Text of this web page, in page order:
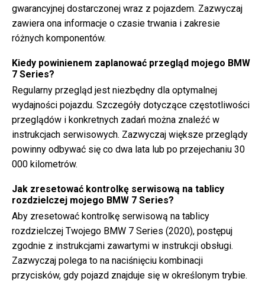
gwarancyjnej dostarczonej wraz z pojazdem. Zazwyczaj
zawiera ona informacje o czasie trwania i zakresie
różnych komponentów.
Kiedy powinienem zaplanować przegląd mojego BMW
7 Series?
Regularny przegląd jest niezbędny dla optymalnej
wydajności pojazdu. Szczegóły dotyczące częstotliwości
przeglądów i konkretnych zadań można znaleźć w
instrukcjach serwisowych. Zazwyczaj większe przeglądy
powinny odbywać się co dwa lata lub po przejechaniu 30
000 kilometrów.
Jak zresetować kontrolkę serwisową na tablicy
rozdzielczej mojego BMW 7 Series?
Aby zresetować kontrolkę serwisową na tablicy
rozdzielczej Twojego BMW 7 Series (2020), postępuj
zgodnie z instrukcjami zawartymi w instrukcji obsługi.
Zazwyczaj polega to na naciśnięciu kombinacji
przycisków, gdy pojazd znajduje się w określonym trybie.